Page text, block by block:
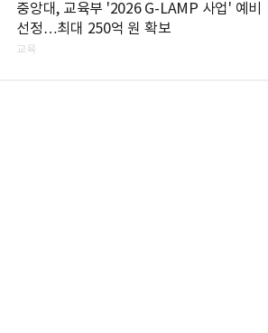
중앙대, 교육부 '2026 G-LAMP 사업' 예비
선정…최대 250억 원 확보
교육